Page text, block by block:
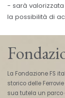
- sarà
la possibilità di
La Fondazione FS
storico delle
sua tutela un parco